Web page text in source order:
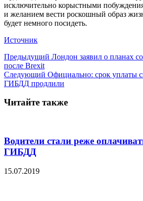
исключительно корыстными
и желанием вести роскошный образ
будет немного посидеть.
Источник
Предыдущий Лондон заявил о планах
после Brexit
Следующий Официально: срок уплаты
ГИБДД продлили
Читайте также
Водители стали реже
ГИБДД
15.07.2019